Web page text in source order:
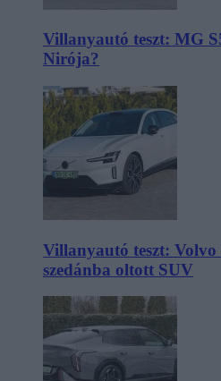
Villanyautó teszt: MG
Nirója?
Villanyautó teszt:
szedánba oltott SUV